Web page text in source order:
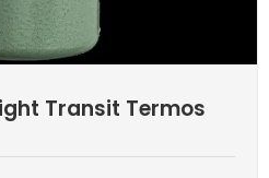
Transit Termos